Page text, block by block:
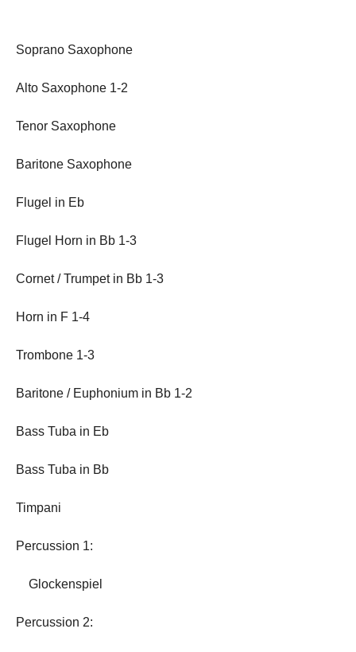
Soprano Saxophone
Alto Saxophone 1-2
Tenor Saxophone
Baritone Saxophone
Flugel in Eb
Flugel Horn in Bb 1-3
Cornet / Trumpet in Bb 1-3
Horn in F 1-4
Trombone 1-3
Baritone / Euphonium in Bb 1-2
Bass Tuba in Eb
Bass Tuba in Bb
Timpani
Percussion 1:
Glockenspiel
Percussion 2: